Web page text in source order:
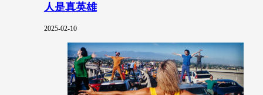
人是真英雄
2025-02-10